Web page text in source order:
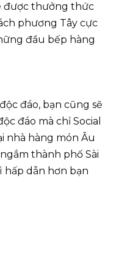
được thưởng thức
phương Tây cực
đầu bếp hàng
đáo, bạn cũng sẽ
đáo mà chỉ Social
nhà hàng món Âu
thành phố Sài
hấp dẫn hơn bạn